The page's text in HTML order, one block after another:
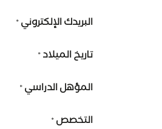
البريدك الإلكتروني*
تاريخ الميلاد*
المؤهل الدراسي*
التخصص*